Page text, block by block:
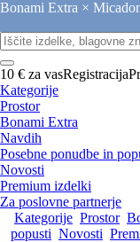
Bonami Extra ×
10 € za vasRegistracija
Kategorije
Prostor
Bonami Extra
Navdih
Posebne ponudbe in
Novosti
Premium izdelki
Za poslovne partnerje
Kategorije Prostor
popusti Novosti